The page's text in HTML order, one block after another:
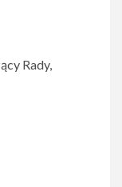
Rady,